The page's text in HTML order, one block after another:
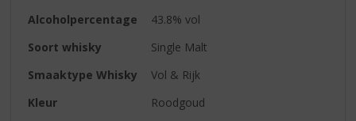
Alcoholpercentage
43.8% vol
Soort whisky
Single Malt
Smaaktype Whisky
Vol & Rijk
Kleur
Roodgoud